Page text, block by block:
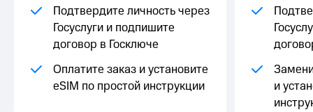
SIM-
карта
для
иностранцев
Оформить
чистый
Выберите
и подключите
ТВ
с выгодным
тарифом
Тарифы
Подтвердите личность через
Госуслуги и подпишите
договор в Госключе
Оплатите заказ и установите
eSIM по простой инструкции
и